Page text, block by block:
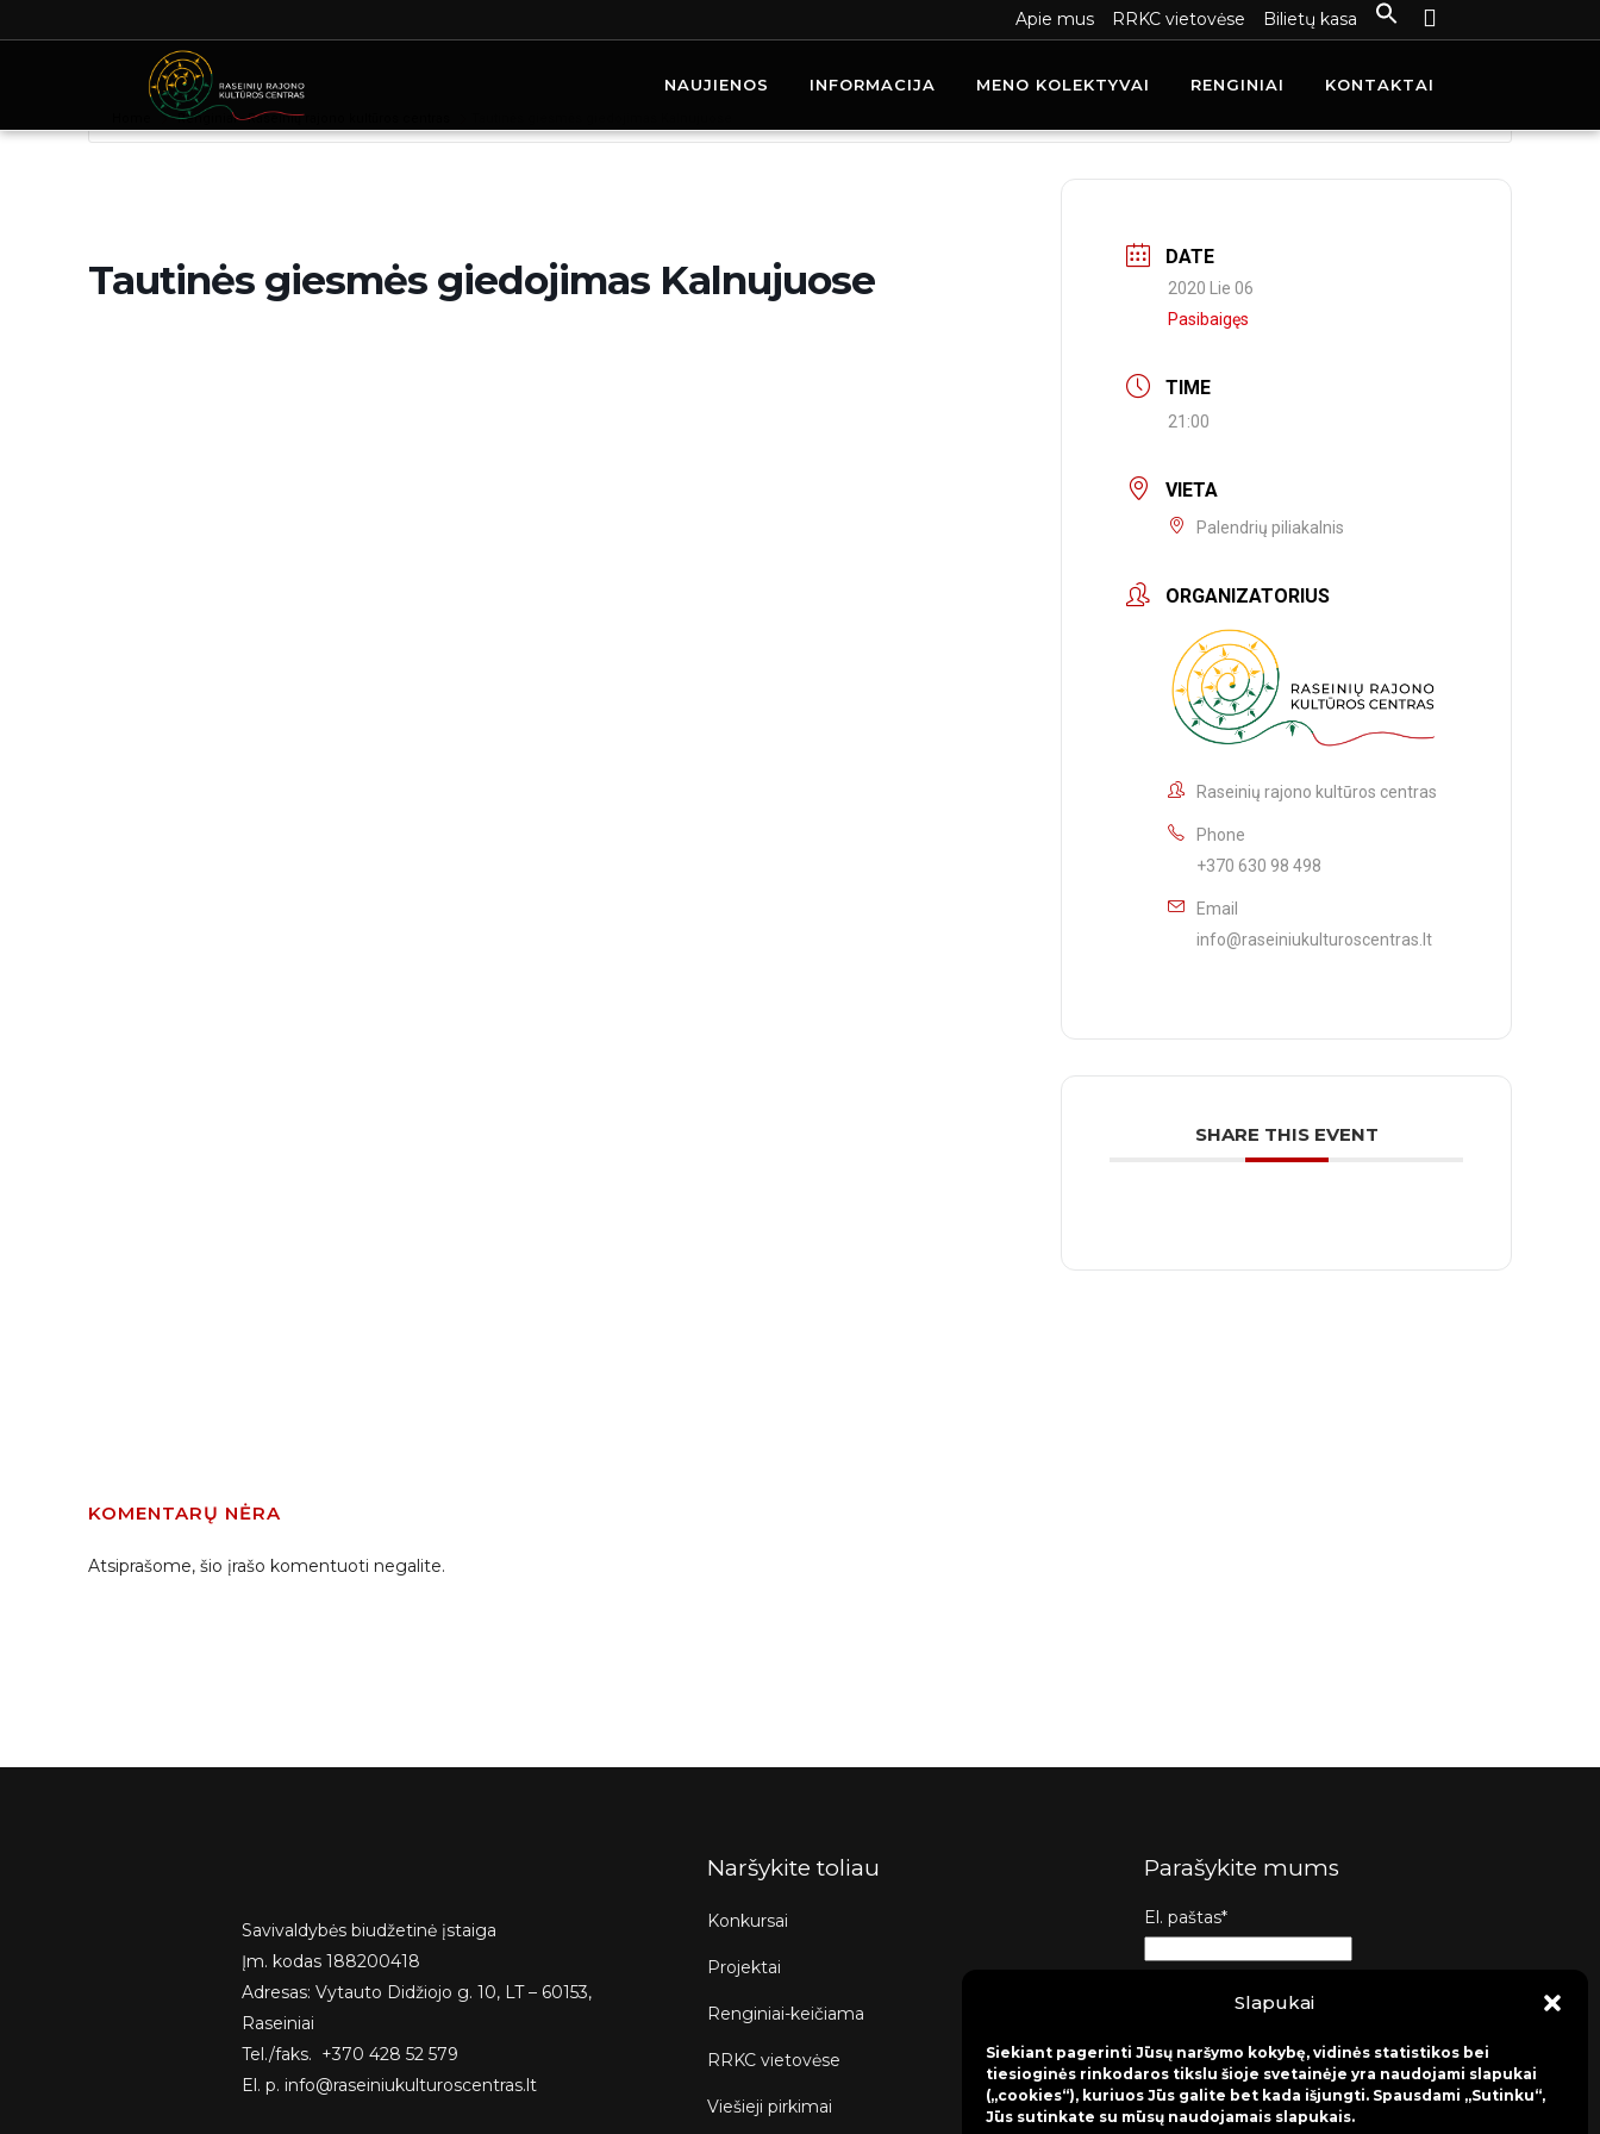
Slapukai
Siekiant pagerinti Jūsų naršymo kokybę, vidinės statistikos bei
tiesioginės rinkodaros tikslu šioje svetainėje yra naudojami slapukai
(„cookies“), kuriuos Jūs galite bet kada išjungti. Spausdami „Sutinku“,
Jūs sutinkate su mūsų naudojamais slapukais.
Apie mus RRKC vietovėse Bilietų kasa
NAUJIENOS INFORMACIJA MENO KOLEKTYVAI RENGINIAI KONTAKTAI
Renginiai - Raseinių rajono kultūros centras
Tautinės giesmės giedojimas Kalnujuose DATE
2020 Lie 06
Pasibaigęs
TIME
21:00
VIETA
Palendrių piliakalnis
ORGANIZATORIUS
Raseinių rajono kultūros centras
Phone
+370 630 98 498
Email
info@raseiniukulturoscentras.lt
SHARE THIS EVENT
KOMENTARŲ NĖRA
Atsiprašome, šio įrašo komentuoti negalite.
Savivaldybės biudžetinė įstaiga
Įm. kodas 188200418
Adresas: Vytauto Didžiojo g. 10, LT – 60153,
Raseiniai
Tel./faks. +370 428 52 579
El. p. info@raseiniukulturoscentras.lt
Naršykite toliau
Konkursai
Projektai
Renginiai-keičiama
RRKC vietovėse
Viešieji pirkimai
Parašykite mums
El. paštas*
Žinutė*